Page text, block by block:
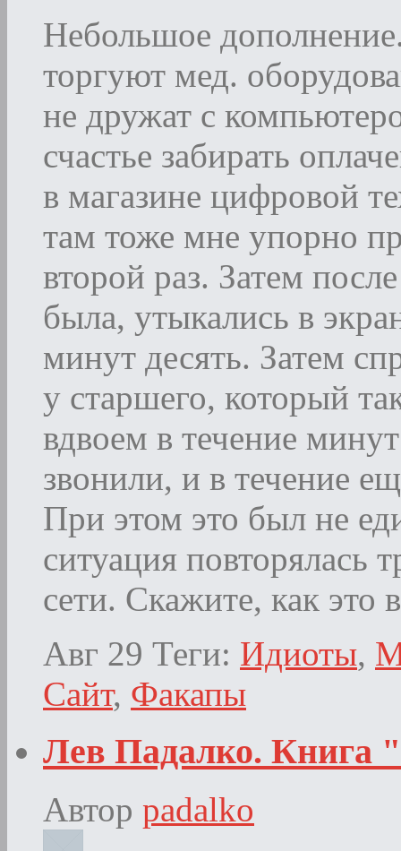
Небольшое
торгуют мед.
не дружат с
счастье забирать
в магазине цифровой
там тоже мне упорно
второй раз. Затем
была, утыкались в
минут десять. Затем
у старшего, который
вдвоем в течение
звонили, и в течение
При этом это был не
ситуация повторялась
сети. Скажите, как это
Авг 29 Теги: Идиоты,
Сайт, Факапы
Лев Падалко. Книга
Автор padalko